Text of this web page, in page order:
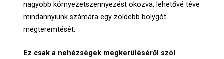
nagyobb környezetszennyezést okozva, lehetővé téve
mindannyiunk számára egy zöldebb bolygót
megteremtését.
Ez csak a nehézségek megkerüléséről szól